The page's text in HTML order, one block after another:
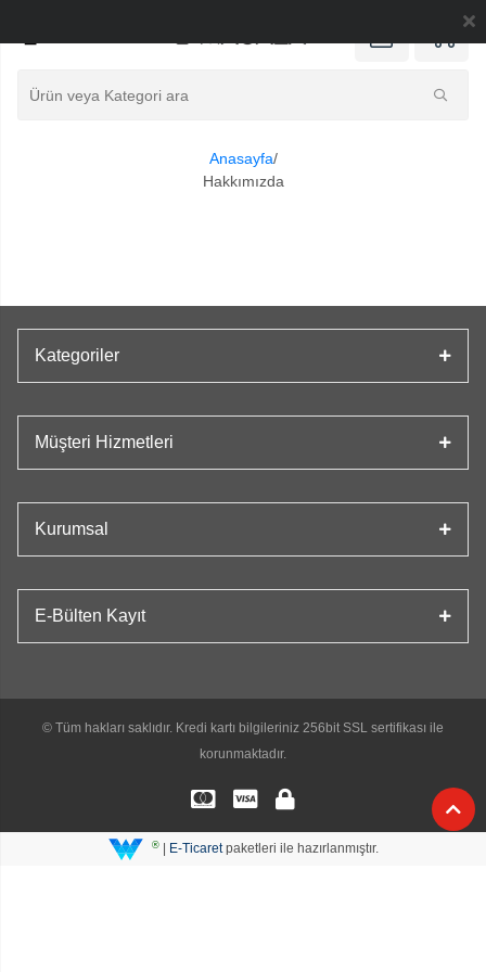
Anasayfa/
Hakkımızda
Kategoriler
Müşteri Hizmetleri
Kurumsal
E-Bülten Kayıt
© Tüm hakları saklıdır. Kredi kartı bilgileriniz 256bit SSL sertifikası ile
korunmaktadır.
® E-Ticaretpaketleri ile hazırlanmıştır.